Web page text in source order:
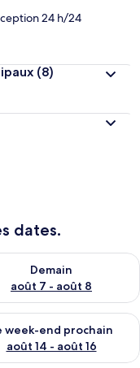
24 h/24
(8)
dates.
6 - août 7
Demain
août 7 - août 8
la disponibilité pour
août 7 - août 9
week-end prochain
août 14 - août 16
la disponibilité pour